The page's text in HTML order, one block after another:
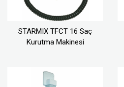
STARMIX TFCT 16 Saç
Kurutma Makinesi